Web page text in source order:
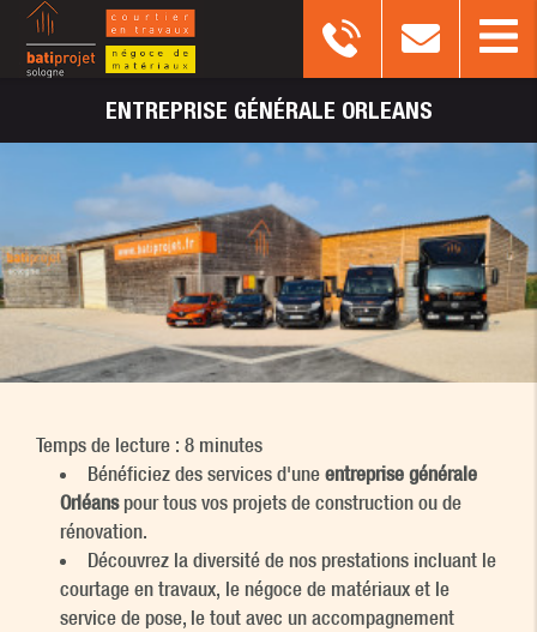
ENTREPRISE GÉNÉRALE ORLEANS
Temps de lecture : 8 minutes
Bénéficiez des services d'une entreprise générale
Orléanspour tous vos projets de construction ou de
rénovation.
Découvrez la diversité de nos prestations incluant le
courtage en travaux, le négoce de matériaux et le
service de pose, le tout avec un accompagnement